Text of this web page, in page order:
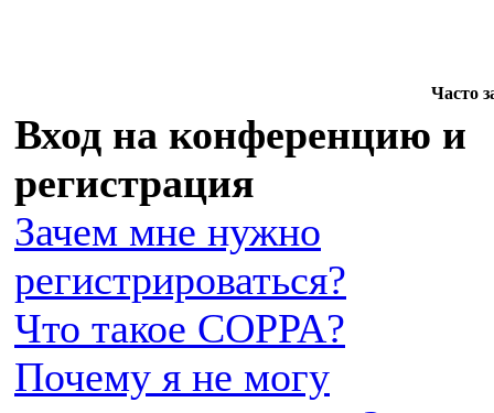
Часто
Вход на конференцию и
регистрация
Зачем мне нужно
регистрироваться?
Что такое COPPA?
Почему я не могу